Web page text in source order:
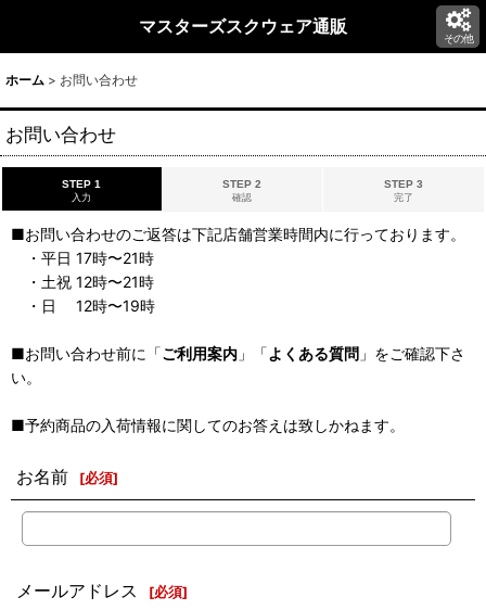
マスターズスクウェア通販
その他
ホーム > お問い合わせ
お問い合わせ
STEP 1
入力
STEP 2
確認
STEP 3
完了
■お問い合わせのご返答は下記店舗営業時間内に行っております。
・平日 17時〜21時
・土祝 12時〜21時
・日 12時〜19時
■お問い合わせ前に「ご利用案内 」「よくある質問 」をご確認下さ
い。
■予約商品の入荷情報に関してのお答えは致しかねます。
お名前 [必須]
メールアドレス [必須]